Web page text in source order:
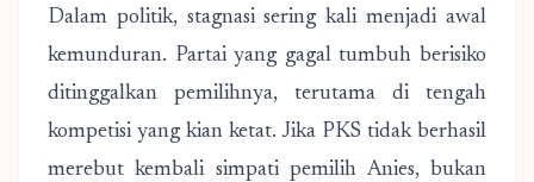
Dalam politik, stagnasi sering kali menjadi awal
kemunduran. Partai yang gagal tumbuh berisiko
ditinggalkan pemilihnya, terutama di tengah
kompetisi yang kian ketat. Jika PKS tidak berhasil
merebut kembali simpati pemilih Anies, bukan